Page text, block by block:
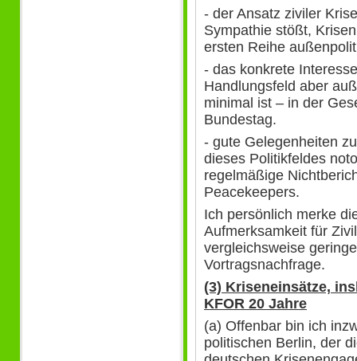
- der Ansatz ziviler
Sympathie stößt,
ersten Reihe
- das konkrete
Handlungsfeld aber
minimal ist – in der
Bundestag.
- gute Gelegenheiten
dieses Politikfeldes
regelmäßige
Peacekeepers.
Ich persönlich merke
Aufmerksamkeit für
vergleichsweise
Vortragsnachfrage.
(3) Kriseneinsätze,
KFOR 20 Jahre
(a) Offenbar bin ich
politischen Berlin, der